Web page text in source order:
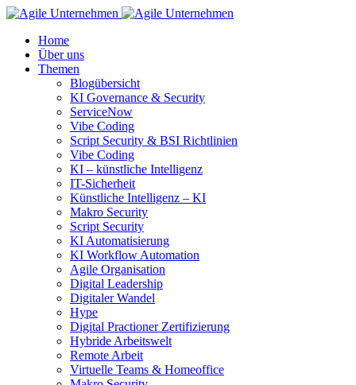
Home
Über uns
Themen
Blogübersicht
KI Governance & Security
ServiceNow
Vibe Coding
Script Security & BSI Richtlinien
Vibe Coding
KI – künstliche Intelligenz
IT-Sicherheit
Künstliche Intelligenz – KI
Makro Security
Script Security
KI Automatisierung
KI Workflow Automation
Agile Organisation
Digital Leadership
Digitaler Wandel
Hype
Digital Practioner Zertifizierung
Hybride Arbeitswelt
Remote Arbeit
Virtuelle Teams & Homeoffice